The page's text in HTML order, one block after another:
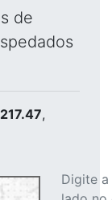
de
,
Digite